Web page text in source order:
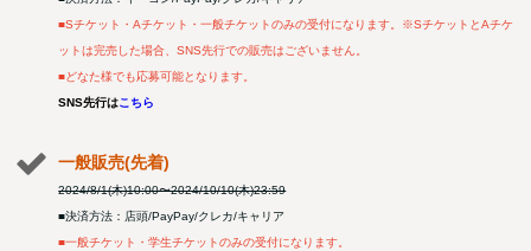
■Sチケット・Aチケット・一般チケットのみの受付になります。※SチケットとAチケ
ットは完売した場合、SNS先行での販売はございません。
■どなた様でも応募可能となります。
SNS先行はこちら
一般販売(先着)
2024/8/1(木)10:00〜2024/10/10(木)23:59
■決済方法：店頭/PayPay/クレカ/キャリア
■一般チケット・学生チケットのみの受付になります。